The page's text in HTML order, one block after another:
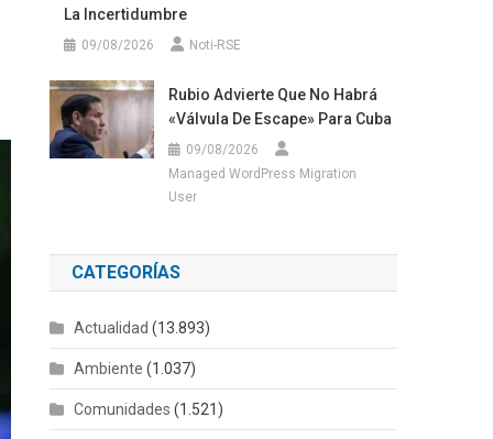
La Incertidumbre
09/08/2026 Noti-RSE
Rubio Advierte Que No Habrá
«válvula De Escape» Para Cuba
09/08/2026
Managed WordPress Migration
User
CATEGORÍAS
Actualidad (13.893)
Ambiente (1.037)
Comunidades (1.521)